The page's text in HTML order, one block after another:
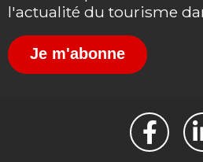
l'actualité du tourisme
Je m'abonne